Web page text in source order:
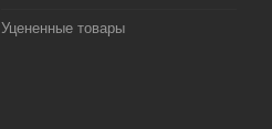
Уцененные товары